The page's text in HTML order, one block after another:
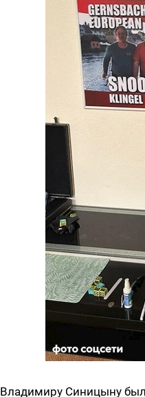
Владимиру Синицыну